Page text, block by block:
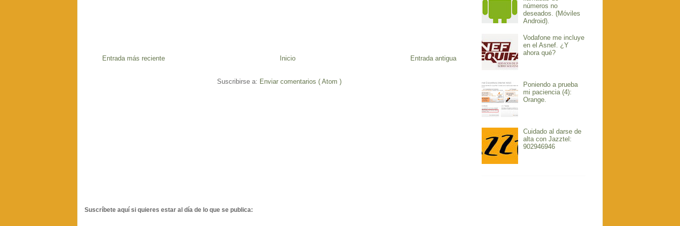
Entrada más reciente Entrada antigua
Inicio
Suscribirse a: Enviar comentarios ( Atom )
números no
deseados. (Móviles
Android).
Vodafone me incluye
en el Asnef. ¿Y
ahora qué?
Poniendo a prueba
mi paciencia (4):
Orange.
Cuidado al darse de
alta con Jazztel:
902946946
Suscríbete aquí si quieres estar al día de lo que se publica: